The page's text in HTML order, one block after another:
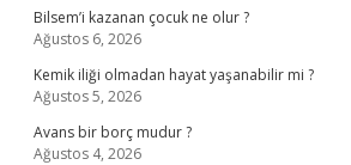
Bilsem’i kazanan çocuk ne olur ?
Ağustos 6, 2026
Kemik iliği olmadan hayat yaşanabilir mi ?
Ağustos 5, 2026
Avans bir borç mudur ?
Ağustos 4, 2026